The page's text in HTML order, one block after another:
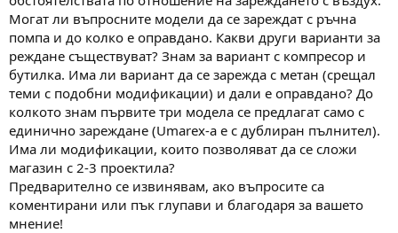
Могат ли въпросните модели да се зареждат с ръчна
помпа и до колко е оправдано. Какви други варианти за
реждане съществуват? Знам за вариант с компресор и
бутилка. Има ли вариант да се зарежда с метан (срещал
теми с подобни модификации) и дали е оправдано? До
колкото знам първите три модела се предлагат само с
единично зареждане (Umarex-a е с дублиран пълнител).
Има ли модификации, които позволяват да се сложи
магазин с 2-3 проектила?
Предварително се извинявам, ако въпросите са
коментирани или пък глупави и благодаря за вашето
мнение!